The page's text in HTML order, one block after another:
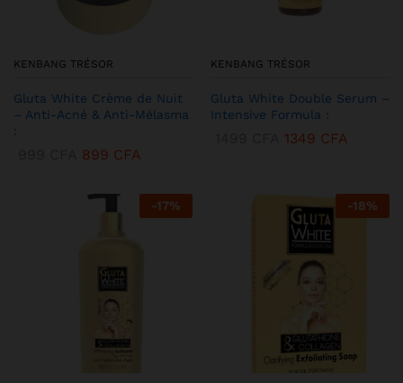
KENBANG TRÉSOR
Gluta White Crème de Nuit
– Anti-Acné & Anti-Mélasma
:
899 CFA
KENBANG TRÉSOR
Gluta White Double Serum –
Intensive Formula :
1349 CFA
-17% -18%